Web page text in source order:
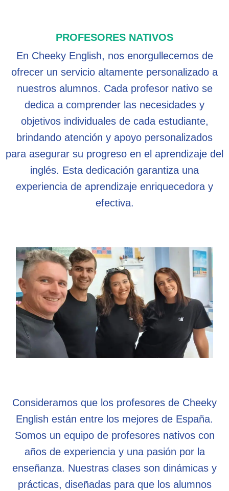
PROFESORES NATIVOS
En Cheeky English, nos enorgullecemos de
ofrecer un servicio altamente personalizado a
nuestros alumnos. Cada profesor nativo se
dedica a comprender las necesidades y
objetivos individuales de cada estudiante,
brindando atención y apoyo personalizados
para asegurar su progreso en el aprendizaje del
inglés. Esta dedicación garantiza una
experiencia de aprendizaje enriquecedora y
efectiva.
Consideramos que los profesores de Cheeky
English están entre los mejores de España.
Somos un equipo de profesores nativos con
años de experiencia y una pasión por la
enseñanza. Nuestras clases son dinámicas y
prácticas, diseñadas para que los alumnos